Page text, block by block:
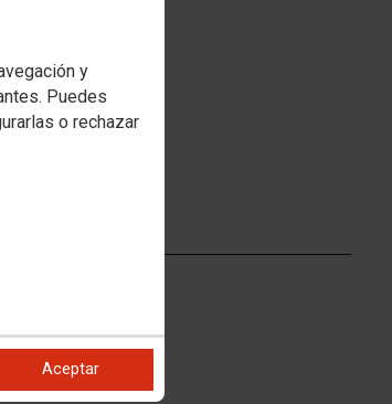
y
Puedes
o rechazar
Aceptar